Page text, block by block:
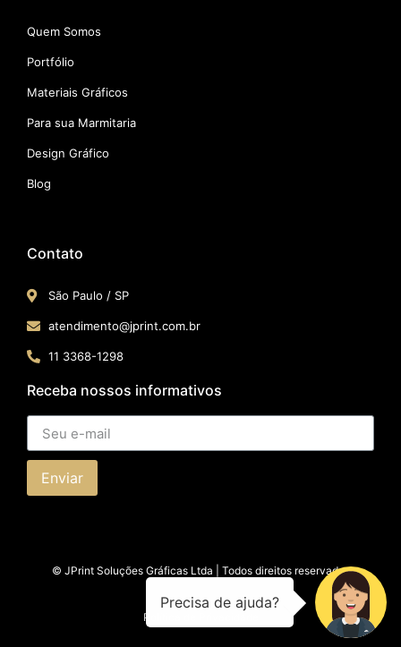
Quem Somos
Portfólio
Materiais Gráficos
Para sua Marmitaria
Design Gráfico
Blog
Contato
São Paulo / SP​
atendimento@jprint.com.br
11 3368-1298
Receba nossos informativos
Enviar
© JPrint Soluções Gráficas Ltda | Todos direitos reservados
Política de Privacidade